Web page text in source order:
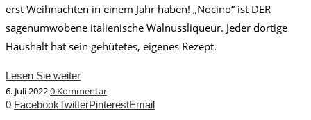
erst Weihnachten in einem Jahr haben! „Nocino“ ist DER
sagenumwobene italienische Walnussliqueur. Jeder dortige
Haushalt hat sein gehütetes, eigenes Rezept.
Lesen Sie weiter
6. Juli 20220 Kommentar
0 FacebookTwitterPinterestEmail